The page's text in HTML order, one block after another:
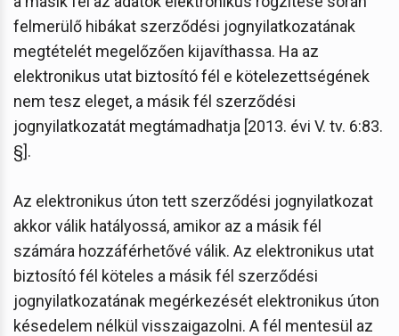
felmerülő hibákat szerződési jognyilatkozatának
megtételét megelőzően kijavíthassa. Ha az
elektronikus utat biztosító fél e kötelezettségének
nem tesz eleget, a másik fél szerződési
jognyilatkozatát megtámadhatja [2013. évi V. tv. 6:83.
§].
Az elektronikus úton tett szerződési jognyilatkozat
akkor válik hatályossá, amikor az a másik fél
számára hozzáférhetővé válik. Az elektronikus utat
biztosító fél köteles a másik fél szerződési
jognyilatkozatának megérkezését elektronikus úton
késedelem nélkül visszaigazolni. A fél mentesül az